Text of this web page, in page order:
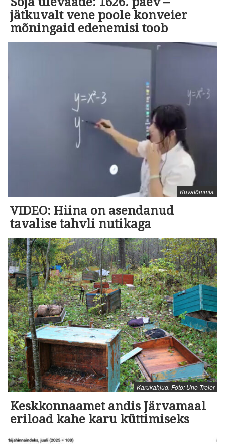
jätkuvalt vene poole konveier
mõningaid edenemisi toob
Kuvatõmmis.
VIDEO: Hiina on asendanud
tavalise tahvli nutikaga
Karukahjud. Foto: Uno Treier
Keskkonnaamet andis Järvamaal
eriload kahe karu küttimiseks